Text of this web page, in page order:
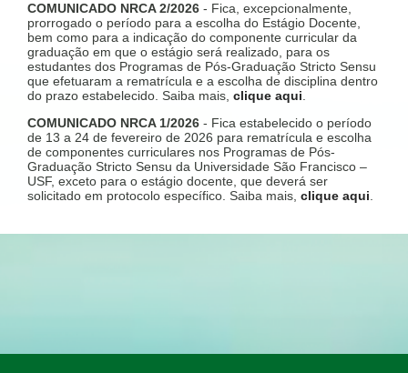
COMUNICADO NRCA 2/2026 - Fica, excepcionalmente,
prorrogado o período para a escolha do Estágio Docente,
bem como para a indicação do componente curricular da
graduação em que o estágio será realizado, para os
estudantes dos Programas de Pós-Graduação Stricto Sensu
que efetuaram a rematrícula e a escolha de disciplina dentro
do prazo estabelecido. Saiba mais, clique aqui.
COMUNICADO NRCA 1/2026 - Fica estabelecido o período
de 13 a 24 de fevereiro de 2026 para rematrícula e escolha
de componentes curriculares nos Programas de Pós-
Graduação Stricto Sensu da Universidade São Francisco –
USF, exceto para o estágio docente, que deverá ser
solicitado em protocolo específico. Saiba mais, clique aqui.